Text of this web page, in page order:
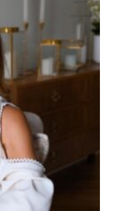
TRAVEL, MENTAL HEALTH